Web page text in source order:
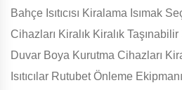
Bahçe Isıtıcısı Kiralama Isımak
Cihazları Kiralık Kiralık Taşınabilir
Duvar Boya Kurutma Cihazları
Isıtıcılar Rutubet Önleme